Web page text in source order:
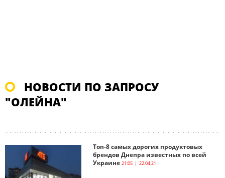
НОВОСТИ ПО ЗАПРОСУ
"ОЛЕЙНА"
Топ-8 самых дорогих продуктовых
брендов Днепра известных по всей
Украине 21:05 | 22.04.21